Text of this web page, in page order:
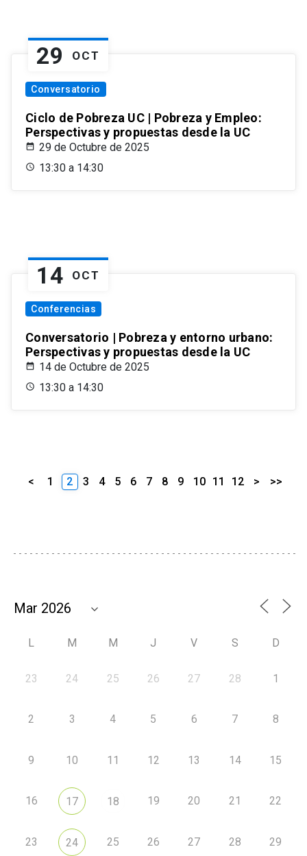
29 OCT
Conversatorio
Ciclo de Pobreza UC | Pobreza y Empleo:
Perspectivas y propuestas desde la UC
29 de Octubre de 2025
13:30 a 14:30
14 OCT
Conferencias
Conversatorio | Pobreza y entorno urbano:
Perspectivas y propuestas desde la UC
14 de Octubre de 2025
13:30 a 14:30
< 1 2 3 4 5 6 7 8 9 10 11 12 > >>
L M M J V S D
23 24 25 26 27 28 1
2 3 4 5 6 7 8
9 10 11 12 13 14 15
16 17 18 19 20 21 22
23 24 25 26 27 28 29